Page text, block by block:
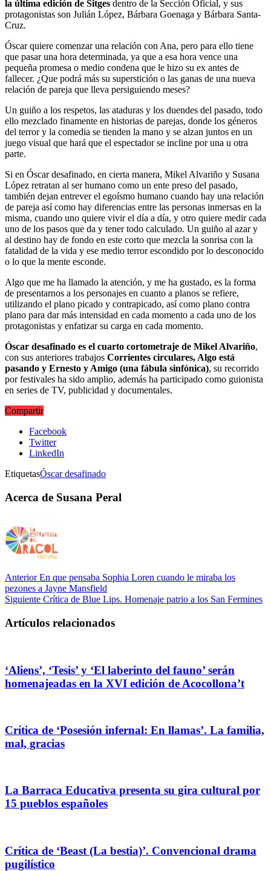
la última edición de Sitges dentro de la Sección Oficial, y sus
protagonistas son Julián López, Bárbara Goenaga y Bárbara Santa-
Cruz.
Óscar quiere comenzar una relación con Ana, pero para ello tiene
que pasar una hora determinada, ya que a esa hora vence una
pequeña promesa o medio condena que le hizo su ex antes de
fallecer. ¿Que podrá más su superstición o las ganas de una nueva
relación de pareja que lleva persiguiendo meses?
Un guiño a los respetos, las ataduras y los duendes del pasado, todo
ello mezclado finamente en historias de parejas, donde los géneros
del terror y la comedia se tienden la mano y se alzan juntos en un
juego visual que hará que el espectador se incline por una u otra
parte.
Si en Óscar desafinado, en cierta manera, Mikel Alvariño y Susana
López retratan al ser humano como un ente preso del pasado,
también dejan entrever el egoísmo humano cuando hay una relación
de pareja así como hay diferencias entre las personas inmersas en la
misma, cuando uno quiere vivir el día a día, y otro quiere medir cada
uno de los pasos que da y tener todo calculado. Un guiño al azar y
al destino hay de fondo en este corto que mezcla la sonrisa con la
fatalidad de la vida y ese medio terror escondido por lo desconocido
o lo que la mente esconde.
Algo que me ha llamado la atención, y me ha gustado, es la forma
de presentarnos a los personajes en cuanto a planos se refiere,
utilizando el plano picado y contrapicado, así como plano contra
plano para dar más intensidad en cada momento a cada uno de los
protagonistas y enfatizar su carga en cada momento.
Óscar desafinado es el cuarto cortometraje de Mikel Alvariño,
con sus anteriores trabajos Corrientes circulares, Algo está
pasando y Ernesto y Amigo (una fábula sinfónica), su recorrido
por festivales ha sido amplio, además ha participado como guionista
en series de TV, publicidad y documentales.
Compartir
Facebook
Twitter
LinkedIn
EtiquetasÓscar desafinado
Acerca de Susana Peral
AnteriorEn que pensaba Sophia Loren cuando le miraba los
pezones a Jayne Mansfield
Siguiente Crítica de Blue Lips. Homenaje patrio a los San Fermines
Artículos relacionados
‘Aliens’, ‘Tesis’ y ‘El laberinto del fauno’ serán
homenajeadas en la XVI edición de Acocollona’t
Crítica de ‘Posesión infernal: En llamas’. La familia,
mal, gracias
La Barraca Educativa presenta su gira cultural por
15 pueblos españoles
Crítica de ‘Beast (La bestia)’. Convencional drama
pugilístico